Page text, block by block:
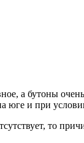
а бутоны
юге и при
то